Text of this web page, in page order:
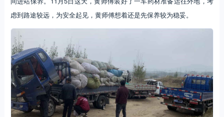
虑到路途较远，为安全起见，黄师傅想着还是先保养较为稳妥。